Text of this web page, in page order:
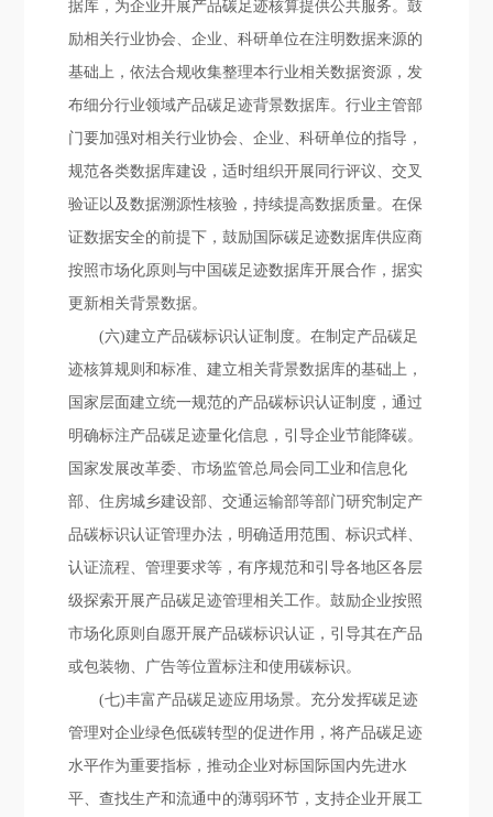
据库，为企业开展产品碳足迹核算提供公共服务。鼓
励相关行业协会、企业、科研单位在注明数据来源的
基础上，依法合规收集整理本行业相关数据资源，发
布细分行业领域产品碳足迹背景数据库。行业主管部
门要加强对相关行业协会、企业、科研单位的指导，
规范各类数据库建设，适时组织开展同行评议、交叉
验证以及数据溯源性核验，持续提高数据质量。在保
证数据安全的前提下，鼓励国际碳足迹数据库供应商
按照市场化原则与中国碳足迹数据库开展合作，据实
更新相关背景数据。
(六)建立产品碳标识认证制度。在制定产品碳足
迹核算规则和标准、建立相关背景数据库的基础上，
国家层面建立统一规范的产品碳标识认证制度，通过
明确标注产品碳足迹量化信息，引导企业节能降碳。
国家发展改革委、市场监管总局会同工业和信息化
部、住房城乡建设部、交通运输部等部门研究制定产
品碳标识认证管理办法，明确适用范围、标识式样、
认证流程、管理要求等，有序规范和引导各地区各层
级探索开展产品碳足迹管理相关工作。鼓励企业按照
市场化原则自愿开展产品碳标识认证，引导其在产品
或包装物、广告等位置标注和使用碳标识。
(七)丰富产品碳足迹应用场景。充分发挥碳足迹
管理对企业绿色低碳转型的促进作用，将产品碳足迹
水平作为重要指标，推动企业对标国际国内先进水
平、查找生产和流通中的薄弱环节，支持企业开展工